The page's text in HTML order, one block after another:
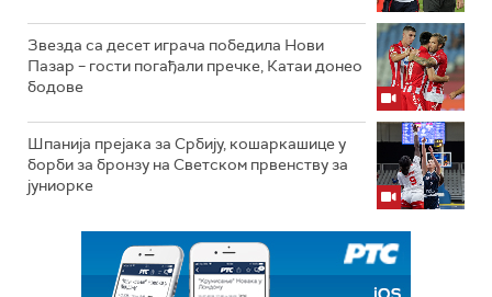
Звезда са десет играча победила Нови
Пазар – гости погађали пречке, Катаи донео
бодове
Шпанија прејакa за Србију, кошаркашице у
борби за бронзу на Светском првенству за
јуниорке